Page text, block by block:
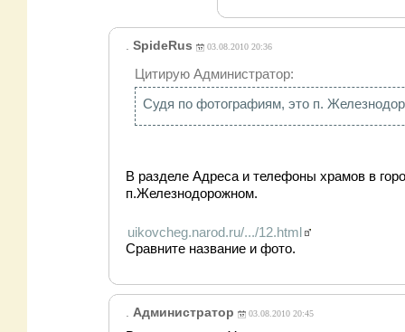
SpideRus 03.08.2010 20:36
Цитирую Администратор:
Судя по фотографиям, это п.
В разделе Адреса и телефоны храмов в
п.Железнодорожном.
uikovcheg.narod.ru/.../12.html
Сравните название и фото.
Администратор 03.08.2010 20:45